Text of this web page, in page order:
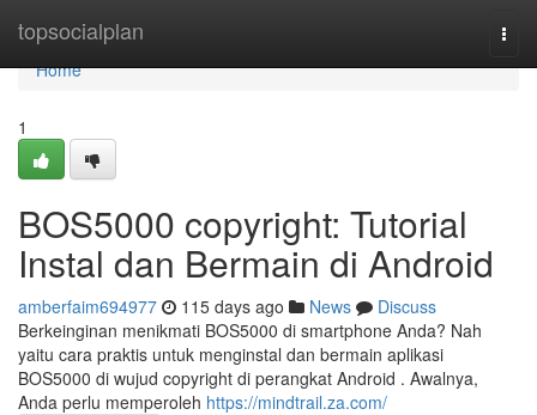
topsocialplan
Home
Home
1
BOS5000 copyright: Tutorial
Instal dan Bermain di Android
amberfaim694977 115 days ago News
Discuss
Berkeinginan menikmati BOS5000 di smartphone Anda? Nah
yaitu cara praktis untuk menginstal dan bermain aplikasi
BOS5000 di wujud copyright di perangkat Android . Awalnya,
Anda perlu memperoleh https://mindtrail.za.com/